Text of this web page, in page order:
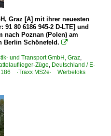
Graz [A] mit ihrer neuesten
91 80 6186 945-2 D-LTE] und
nach Poznan (Polen) am
Berlin Schönefeld. 
und Transport GmbH, Graz,
Züge, Deutschland / E-
·Traxx MS2e· Werbeloks